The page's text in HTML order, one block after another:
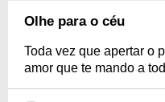
Olhe para o céu
Toda vez que apertar o
amor que te mando a